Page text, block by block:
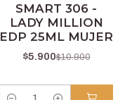
SMART 306 -
LADY MILLION
EDP 25ML MUJER
$5.900$10.900